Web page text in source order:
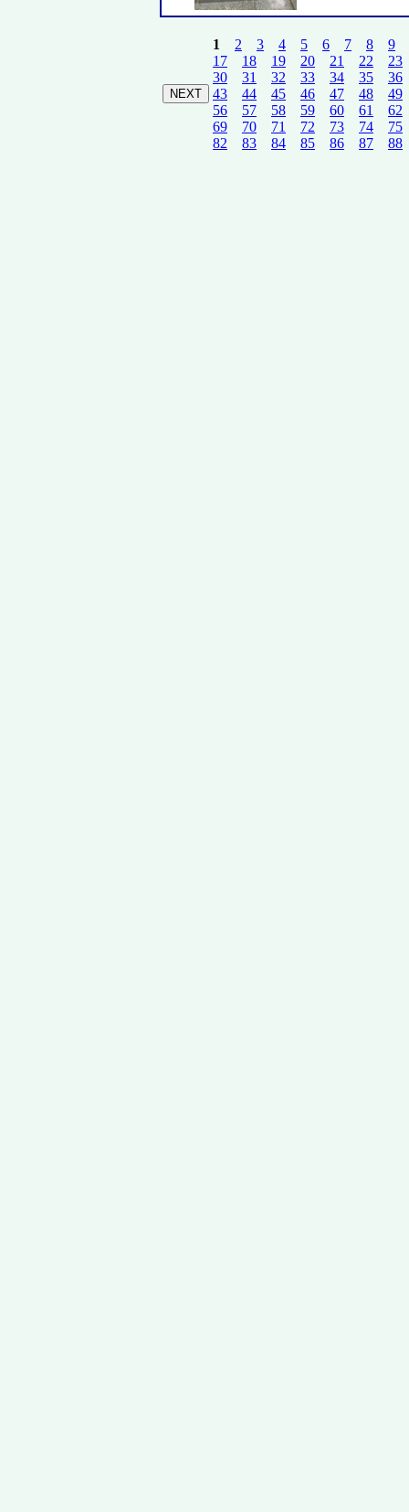
1 2 3 4 5 6 7 8
9
17
18 19 20 21 22
23
30
31 32 33 34 35
36
43
44 45 46 47 48
49
56
57 58 59 60 61
62
69
70 71 72 73 74
75
82
83 84 85 86 87 88